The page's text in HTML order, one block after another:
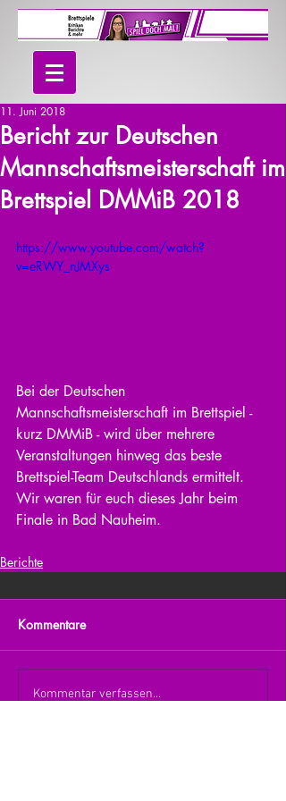
Bericht zur Deutschen
Mannschaftsmeisterschaft im
Brettspiel DMMiB 2018
11. Juni 2018
https://www.youtube.com/watch?
v=eRWY_nJMXys
Bei der Deutschen
Mannschaftsmeisterschaft im Brettspiel -
kurz DMMiB - wird über mehrere
Veranstaltungen hinweg das beste
Brettspiel-Team Deutschlands ermittelt.
Wir waren für euch dieses Jahr beim
Finale in Bad Nauheim.
Berichte
Kommentare
Kommentar verfassen...